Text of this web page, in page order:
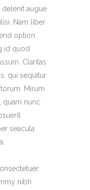
augue
Nam liber
option
id quod
Claritas
qui sequitur
Mirum
quam nunc
seacula
nibh